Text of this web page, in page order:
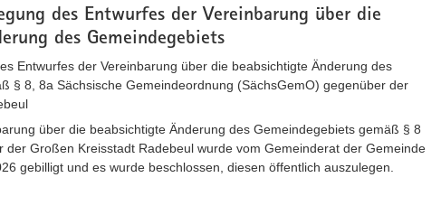
des Entwurfes der Vereinbarung über die
des Gemeindegebiets
Entwurfes der Vereinbarung über die beabsichtigte Änderung des
§ 8, 8a Sächsische Gemeindeordnung (SächsGemO) gegenüber der
über die beabsichtigte Änderung des Gemeindegebiets gemäß § 8
der Großen Kreisstadt Radebeul wurde vom Gemeinderat der Gemeinde
gebilligt und es wurde beschlossen, diesen öffentlich auszulegen.